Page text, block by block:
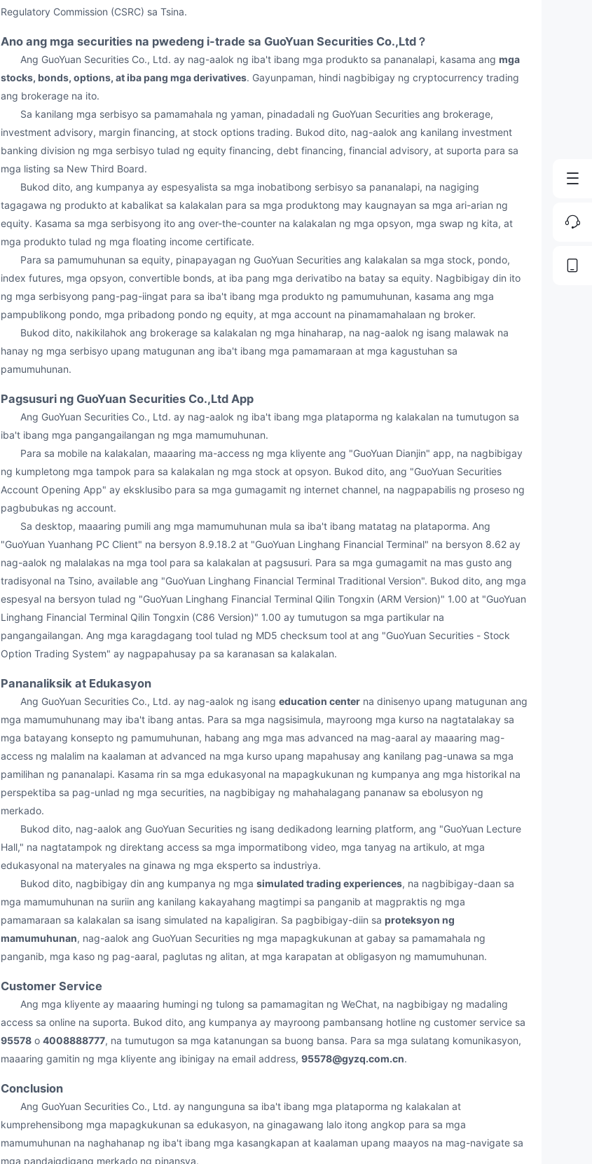
Regulatory Commission (CSRC) sa Tsina.
Ano ang mga securities na pwedeng i-trade sa GuoYuan Securities Co.,Ltd？
Ang GuoYuan Securities Co., Ltd. ay nag-aalok ng iba't ibang mga produkto sa pananalapi, kasama ang mga
stocks, bonds, options, at iba pang mga derivatives. Gayunpaman, hindi nagbibigay ng cryptocurrency trading
ang brokerage na ito.
Sa kanilang mga serbisyo sa pamamahala ng yaman, pinadadali ng GuoYuan Securities ang brokerage,
investment advisory, margin financing, at stock options trading. Bukod dito, nag-aalok ang kanilang investment
banking division ng mga serbisyo tulad ng equity financing, debt financing, financial advisory, at suporta para sa
mga listing sa New Third Board.
Bukod dito, ang kumpanya ay espesyalista sa mga inobatibong serbisyo sa pananalapi, na nagiging
tagagawa ng produkto at kabalikat sa kalakalan para sa mga produktong may kaugnayan sa mga ari-arian ng
equity. Kasama sa mga serbisyong ito ang over-the-counter na kalakalan ng mga opsyon, mga swap ng kita, at
mga produkto tulad ng mga floating income certificate.
Para sa pamumuhunan sa equity, pinapayagan ng GuoYuan Securities ang kalakalan sa mga stock, pondo,
index futures, mga opsyon, convertible bonds, at iba pang mga derivatibo na batay sa equity. Nagbibigay din ito
ng mga serbisyong pang-pag-iingat para sa iba't ibang mga produkto ng pamumuhunan, kasama ang mga
pampublikong pondo, mga pribadong pondo ng equity, at mga account na pinamamahalaan ng broker.
Bukod dito, nakikilahok ang brokerage sa kalakalan ng mga hinaharap, na nag-aalok ng isang malawak na
hanay ng mga serbisyo upang matugunan ang iba't ibang mga pamamaraan at mga kagustuhan sa
pamumuhunan.
Pagsusuri ng GuoYuan Securities Co.,Ltd App
Ang GuoYuan Securities Co., Ltd. ay nag-aalok ng iba't ibang mga plataporma ng kalakalan na tumutugon sa
iba't ibang mga pangangailangan ng mga mamumuhunan.
Para sa mobile na kalakalan, maaaring ma-access ng mga kliyente ang "GuoYuan Dianjin" app, na nagbibigay
ng kumpletong mga tampok para sa kalakalan ng mga stock at opsyon. Bukod dito, ang "GuoYuan Securities
Account Opening App" ay eksklusibo para sa mga gumagamit ng internet channel, na nagpapabilis ng proseso ng
pagbubukas ng account.
Sa desktop, maaaring pumili ang mga mamumuhunan mula sa iba't ibang matatag na plataporma. Ang
"GuoYuan Yuanhang PC Client" na bersyon 8.9.18.2 at "GuoYuan Linghang Financial Terminal" na bersyon 8.62 ay
nag-aalok ng malalakas na mga tool para sa kalakalan at pagsusuri. Para sa mga gumagamit na mas gusto ang
tradisyonal na Tsino, available ang "GuoYuan Linghang Financial Terminal Traditional Version". Bukod dito, ang mga
espesyal na bersyon tulad ng "GuoYuan Linghang Financial Terminal Qilin Tongxin (ARM Version)" 1.00 at "GuoYuan
Linghang Financial Terminal Qilin Tongxin (C86 Version)" 1.00 ay tumutugon sa mga partikular na
pangangailangan. Ang mga karagdagang tool tulad ng MD5 checksum tool at ang "GuoYuan Securities - Stock
Option Trading System" ay nagpapahusay pa sa karanasan sa kalakalan.
Pananaliksik at Edukasyon
Ang GuoYuan Securities Co., Ltd. ay nag-aalok ng isang education center na dinisenyo upang matugunan ang
mga mamumuhunang may iba't ibang antas. Para sa mga nagsisimula, mayroong mga kurso na nagtatalakay sa
mga batayang konsepto ng pamumuhunan, habang ang mga mas advanced na mag-aaral ay maaaring mag-
access ng malalim na kaalaman at advanced na mga kurso upang mapahusay ang kanilang pag-unawa sa mga
pamilihan ng pananalapi. Kasama rin sa mga edukasyonal na mapagkukunan ng kumpanya ang mga historikal na
perspektiba sa pag-unlad ng mga securities, na nagbibigay ng mahahalagang pananaw sa ebolusyon ng
merkado.
Bukod dito, nag-aalok ang GuoYuan Securities ng isang dedikadong learning platform, ang "GuoYuan Lecture
Hall," na nagtatampok ng direktang access sa mga impormatibong video, mga tanyag na artikulo, at mga
edukasyonal na materyales na ginawa ng mga eksperto sa industriya.
Bukod dito, nagbibigay din ang kumpanya ng mga simulated trading experiences, na nagbibigay-daan sa
mga mamumuhunan na suriin ang kanilang kakayahang magtimpi sa panganib at magpraktis ng mga
pamamaraan sa kalakalan sa isang simulated na kapaligiran. Sa pagbibigay-diin sa proteksyon ng
mamumuhunan, nag-aalok ang GuoYuan Securities ng mga mapagkukunan at gabay sa pamamahala ng
panganib, mga kaso ng pag-aaral, paglutas ng alitan, at mga karapatan at obligasyon ng mamumuhunan.
Customer Service
Ang mga kliyente ay maaaring humingi ng tulong sa pamamagitan ng WeChat, na nagbibigay ng madaling
access sa online na suporta. Bukod dito, ang kumpanya ay mayroong pambansang hotline ng customer service sa
95578 o 4008888777, na tumutugon sa mga katanungan sa buong bansa. Para sa mga sulatang komunikasyon,
maaaring gamitin ng mga kliyente ang ibinigay na email address, 95578@gyzq.com.cn.
Conclusion
Ang GuoYuan Securities Co., Ltd. ay nangunguna sa iba't ibang mga plataporma ng kalakalan at
kumprehensibong mga mapagkukunan sa edukasyon, na ginagawang lalo itong angkop para sa mga
mamumuhunan na naghahanap ng iba't ibang mga kasangkapan at kaalaman upang maayos na mag-navigate sa
mga pandaigdigang merkado ng pinansya.